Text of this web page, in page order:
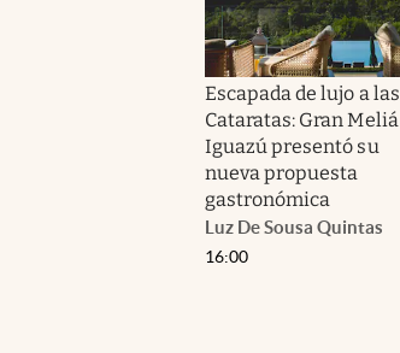
Escapada de lujo a las
Cataratas: Gran Meliá
Iguazú presentó su
nueva propuesta
gastronómica
Luz De Sousa Quintas
16:00